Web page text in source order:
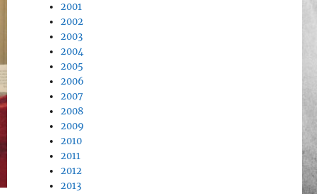
2001
2002
2003
2004
2005
2006
2007
2008
2009
2010
2011
2012
2013